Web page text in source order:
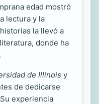
edad mostró
lectura y la
la llevó a
donde ha
de Illinois y
de dedicarse
experiencia